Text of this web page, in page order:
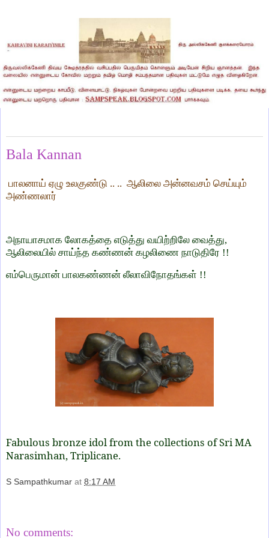
Bala Kannan
பாலனாய் ஏழு உலகுண்டு .. .. ஆலிலை அன்னவசம் செய்யும்
அண்ணலார்
அநாயாசமாக லோகத்தை எடுத்து வயிற்றிலே வைத்து,
ஆலிலையில் சாய்ந்த கண்ணன் கழலிணை நாடுதிரே !!
எம்பெருமான் பாலகண்ணன் லீலாவிநோதங்கள் !!
Fabulous bronze idol from the collections of Sri MA
Narasimhan, Triplicane.
S Sampathkumar at 8:17 AM
No comments: